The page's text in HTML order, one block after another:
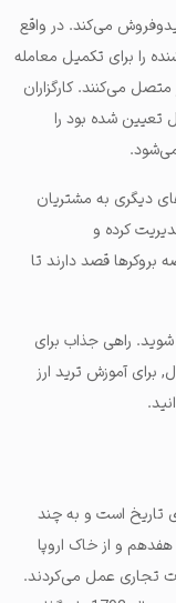
می‌کند. در واقع
را برای تکمیل معامله
می‌کنند. کارگزاران
تعیین شده بود را
دیگری به مشتریان
کرده و
بروکرها قصد دارند تا
شوید. راهی جذاب برای
برای آموزش ترید ارز
تاریخ است و به چند
هفدهم و از خاک اروپا
تجاری عمل می‌کردند.